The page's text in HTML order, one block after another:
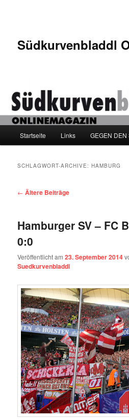
Südkurvenbladdl
Startseite Links GEGEN
SCHLAGWORT-ARCHIVE:HAMBURG
Beitragsnavigation
← Ältere Beiträge
Hamburger SV – FC
0:0
Veröffentlicht am23. September 2014
Suedkurvenbladdl